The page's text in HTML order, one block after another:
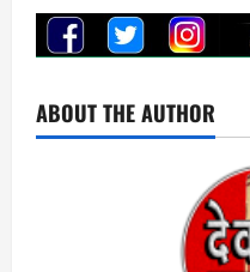
ABOUT THE AUTHOR